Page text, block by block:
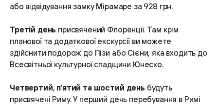
або відвідування замку Мірамаре за 928 грн.
Третій день присвячений Флоренції. Там крім
планової та додаткової екскурсії ви можете
здійснити подорож до Пізи або Сієни, яка входить до
Всесвітньої культурної спадщини Юнеско.
Четвертий, п’ятий та шостий день будуть
присвячені Риму. У перший день перебування в Римі